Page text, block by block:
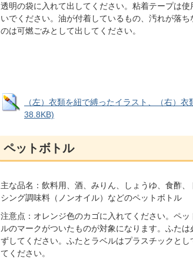
透明の袋に入れて出してください。粘着テープは使
いでください。油が付着しているもの、汚れが落ち
のは可燃ごみとして出してください。
（左）衣類を紐で縛ったイラスト、（右）
38.8KB)
ペットボトル
主な品名：飲料用、酒、みりん、しょうゆ、食酢、
シング調味料（ノンオイル）などのペットボトル
注意点：オレンジ色のカゴに入れてください。ペッ
ルのマークがついたものが対象になります。ふたは
ずしてください。ふたとラベルはプラスチックとし
てください。